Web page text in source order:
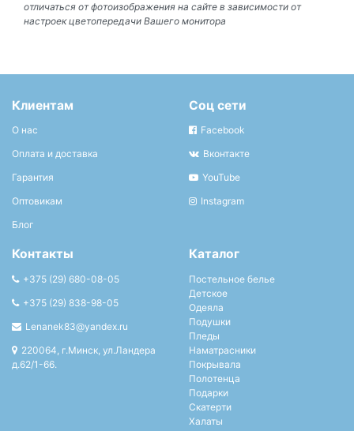
отличаться от фотоизображения на сайте в зависимости от
настроек цветопередачи Вашего монитора
Клиентам
О нас
Оплата и доставка
Гарантия
Оптовикам
Блог
Соц сети
Facebook
Вконтакте
YouTube
Instagram
Контакты
+375 (29) 680-08-05
+375 (29) 838-98-05
Lenanek83@yandex.ru
220064, г.Минск, ул.Ландера
д.62/1-66.
Каталог
Постельное белье
Детское
Одеяла
Подушки
Пледы
Наматрасники
Покрывала
Полотенца
Подарки
Скатерти
Халаты